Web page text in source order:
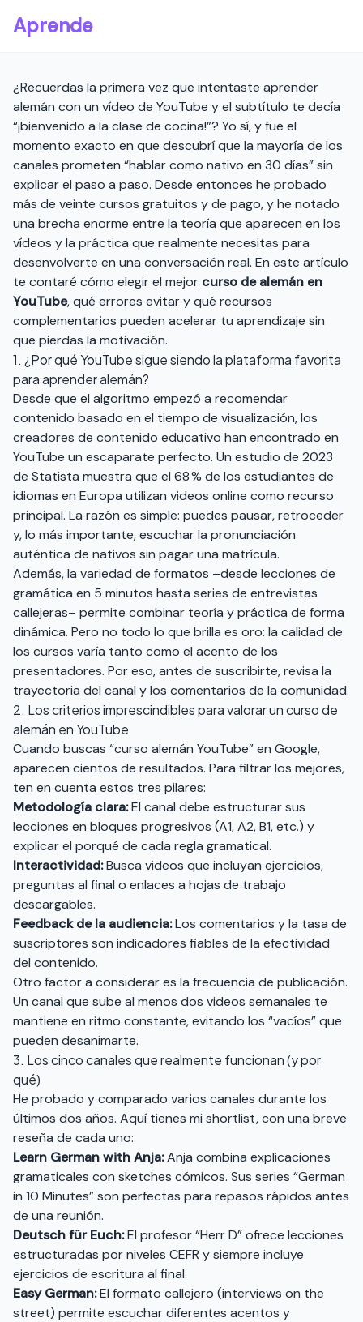
Aprende
¿Recuerdas la primera vez que intentaste aprender
alemán con un vídeo de YouTube y el subtítulo te decía
“¡bienvenido a la clase de cocina!”? Yo sí, y fue el
momento exacto en que descubrí que la mayoría de los
canales prometen “hablar como nativo en 30 días” sin
explicar el paso a paso. Desde entonces he probado
más de veinte cursos gratuitos y de pago, y he notado
una brecha enorme entre la teoría que aparecen en los
vídeos y la práctica que realmente necesitas para
desenvolverte en una conversación real. En este artículo
te contaré cómo elegir el mejor curso de alemán en
YouTube, qué errores evitar y qué recursos
complementarios pueden acelerar tu aprendizaje sin
que pierdas la motivación.
1. ¿Por qué YouTube sigue siendo la plataforma favorita
para aprender alemán?
Desde que el algoritmo empezó a recomendar
contenido basado en el tiempo de visualización, los
creadores de contenido educativo han encontrado en
YouTube un escaparate perfecto. Un estudio de 2023
de Statista muestra que el 68 % de los estudiantes de
idiomas en Europa utilizan videos online como recurso
principal. La razón es simple: puedes pausar, retroceder
y, lo más importante, escuchar la pronunciación
auténtica de nativos sin pagar una matrícula.
Además, la variedad de formatos –desde lecciones de
gramática en 5 minutos hasta series de entrevistas
callejeras– permite combinar teoría y práctica de forma
dinámica. Pero no todo lo que brilla es oro: la calidad de
los cursos varía tanto como el acento de los
presentadores. Por eso, antes de suscribirte, revisa la
trayectoria del canal y los comentarios de la comunidad.
2. Los criterios imprescindibles para valorar un curso de
alemán en YouTube
Cuando buscas “curso alemán YouTube” en Google,
aparecen cientos de resultados. Para filtrar los mejores,
ten en cuenta estos tres pilares:
Metodología clara:El canal debe estructurar sus
lecciones en bloques progresivos (A1, A2, B1, etc.) y
explicar el porqué de cada regla gramatical.
Interactividad:Busca videos que incluyan ejercicios,
preguntas al final o enlaces a hojas de trabajo
descargables.
Feedback de la audiencia:Los comentarios y la tasa de
suscriptores son indicadores fiables de la efectividad
del contenido.
Otro factor a considerar es la frecuencia de publicación.
Un canal que sube al menos dos videos semanales te
mantiene en ritmo constante, evitando los “vacíos” que
pueden desanimarte.
3. Los cinco canales que realmente funcionan (y por
qué)
He probado y comparado varios canales durante los
últimos dos años. Aquí tienes mi shortlist, con una breve
reseña de cada uno:
Learn German with Anja:Anja combina explicaciones
gramaticales con sketches cómicos. Sus series “German
in 10 Minutes” son perfectas para repasos rápidos antes
de una reunión.
Deutsch für Euch:El profesor “Herr D” ofrece lecciones
estructuradas por niveles CEFR y siempre incluye
ejercicios de escritura al final.
Easy German:El formato callejero (interviews on the
street) permite escuchar diferentes acentos y